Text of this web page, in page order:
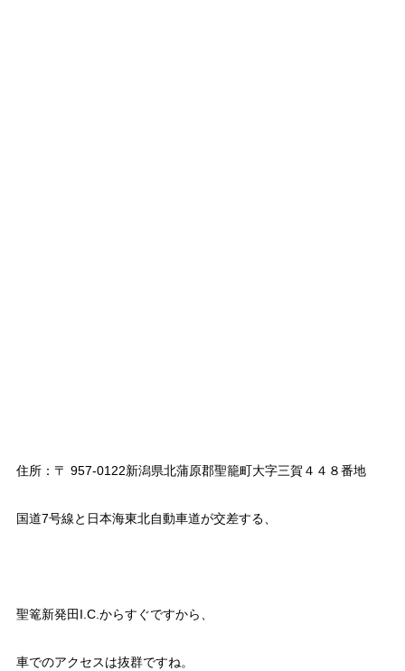
住所：〒 957-0122新潟県北蒲原郡聖籠町大字三賀４４８番地
国道7号線と日本海東北自動車道が交差する、
聖篭新発田I.C.からすぐですから、
車でのアクセスは抜群ですね。